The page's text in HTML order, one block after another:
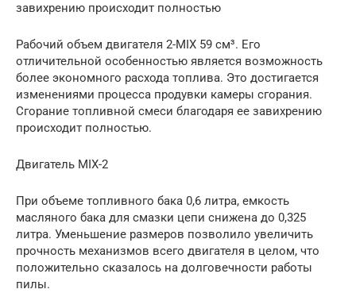
завихрению происходит полностью
Рабочий объем двигателя 2-MIX 59 см³. Его
отличительной особенностью является возможность
более экономного расхода топлива. Это достигается
изменениями процесса продувки камеры сгорания.
Сгорание топливной смеси благодаря ее завихрению
происходит полностью.
Двигатель MIX-2
При объеме топливного бака 0,6 литра, емкость
масляного бака для смазки цепи снижена до 0,325
литра. Уменьшение размеров позволило увеличить
прочность механизмов всего двигателя в целом, что
положительно сказалось на долговечности работы
пилы.